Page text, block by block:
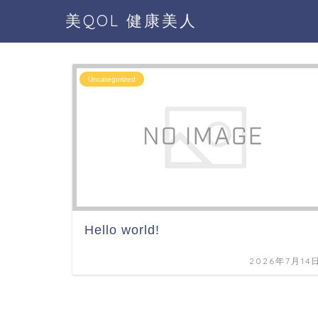
美QOL 健康美人
Uncategorized
Hello world!
2026年7月14